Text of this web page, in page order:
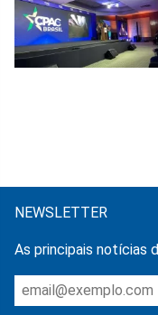
NEWSLETTER
As principais notícias